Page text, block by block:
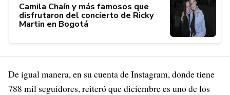
Camila Chaín y más famosos que
disfrutaron del concierto de Ricky
Martin en Bogotá
De igual manera, en su cuenta de Instagram, donde tiene
788 mil seguidores, reiteró que diciembre es uno de los